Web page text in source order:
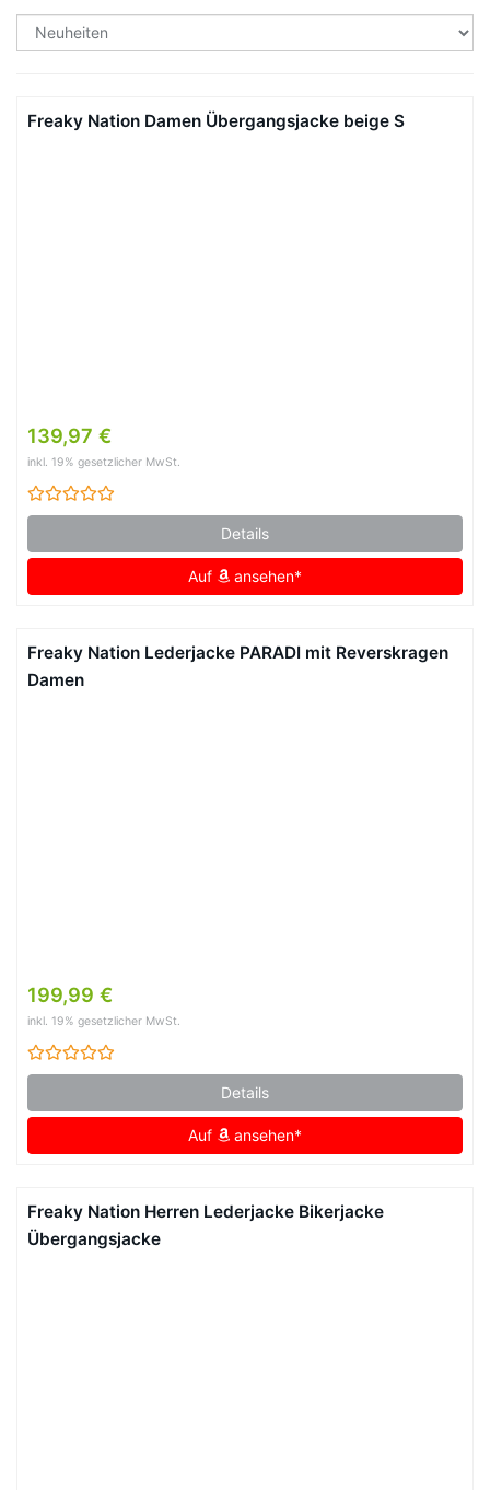
Freaky Nation Damen Übergangsjacke beige S
139,97 €
inkl. 19% gesetzlicher MwSt.
Details
Auf ansehen*
Freaky Nation Lederjacke PARADI mit Reverskragen
Damen
199,99 €
inkl. 19% gesetzlicher MwSt.
Details
Auf ansehen*
Freaky Nation Herren Lederjacke Bikerjacke
Übergangsjacke